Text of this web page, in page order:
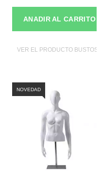
ANADIR AL CARRITO
VER EL PRODUCTO BUSTOS
NOVEDAD